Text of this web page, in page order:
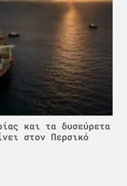
και τα δυσεύρετα
στον Περσικό